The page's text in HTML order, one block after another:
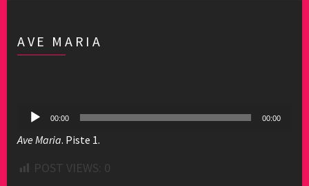
AVE MARIA
Lecteur 00:00 00:00
Ave Maria. Piste 1.
POST VIEWS: 0